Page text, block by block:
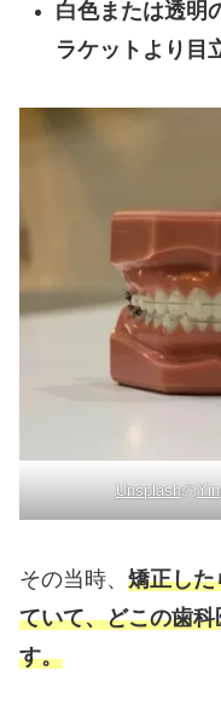
白色または透明
ラケットより目
Unsplashの
その当時、 矯正した
ていて、どこの歯
す。